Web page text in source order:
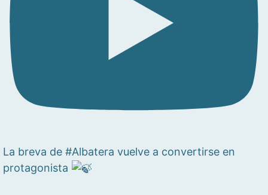
La breva de #Albatera vuelve a convertirse en
protagonista